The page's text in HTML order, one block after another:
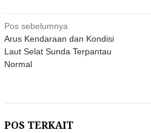
Navigasi
pos
Pos sebelumnya
Arus Kendaraan dan Kondisi
Laut Selat Sunda Terpantau
Normal
POS TERKAIT